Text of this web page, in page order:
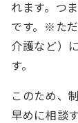
れます。つ
です。※た
介護など）
す。
このため、
早めに相談